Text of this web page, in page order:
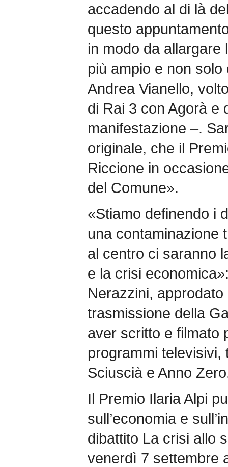
accadendo al di là
questo
in modo da allargare
più ampio e non
Andrea Vianello,
di Rai 3 con Agorà e
manifestazione –.
originale, che il
Riccione in
del Comune».
«Stiamo definendo i
una contaminazione
al centro ci saranno
e la crisi
Nerazzini,
trasmissione della
aver scritto e filmato
programmi televisivi,
Sciuscià e Anno
Il Premio Ilaria Alpi
sull’economia e
dibattito La crisi allo
venerdì 7 settembre